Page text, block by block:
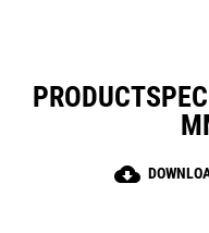
cloud_download